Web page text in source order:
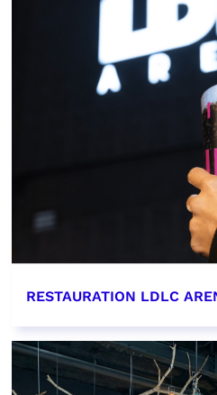
RESTAURATION LDLC
EN SAVOIR PLUS